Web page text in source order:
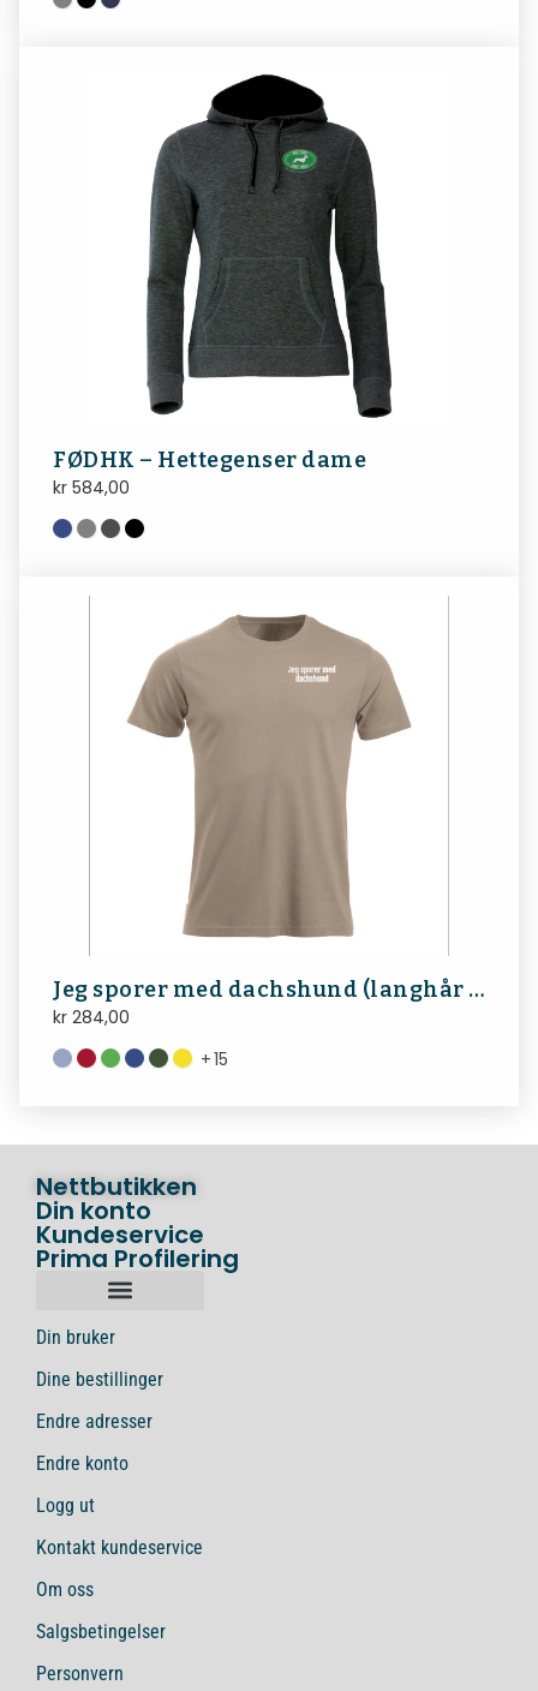
FØDHK – Hettegenser dame
kr 584,00
Jeg sporer med dachshund (langhår bakside)
kr 284,00
+15
Nettbutikken
Din konto
Kundeservice
Prima Profilering
Din bruker
Dine bestillinger
Endre adresser
Endre konto
Logg ut
Kontakt kundeservice
Om oss
Salgsbetingelser
Personvern